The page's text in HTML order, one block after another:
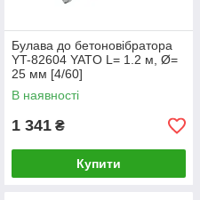
Булава до бетоновібратора
YT-82604 YATO L= 1.2 м, Ø=
25 мм [4/60]
В наявності
1 341 ₴
Купити